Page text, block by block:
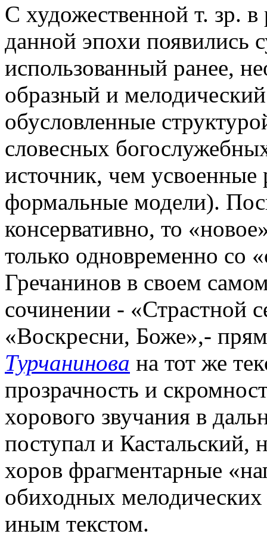
С художественной т. зр.
данной эпохи появились
использованный ранее,
образный и
обусловленные
словесных
источник, чем усвоенные
формальные модели).
консервативно, то
только одновременно со
Гречанинов в своем
сочинении - «Страстной
«Воскресни, Боже»,-
Турчанинова на тот же
прозрачность и
хорового звучания в
поступал и Кастальский,
хоров фрагментарные
обиходных
иным текстом.